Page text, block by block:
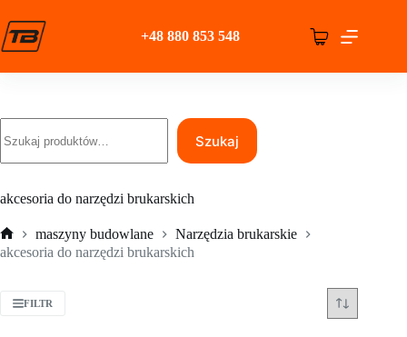
do
treści
+48 880 853 548 Koszyk
Szukaj
akcesoria do narzędzi brukarskich
Strona
maszyny budowlane
Narzędzia brukarskie
akcesoria do narzędzi brukarskich
FILTR